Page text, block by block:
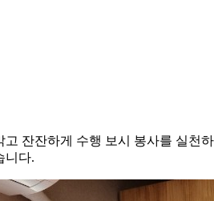
잔잔하게 수행 보시 봉사를 실천
니다.